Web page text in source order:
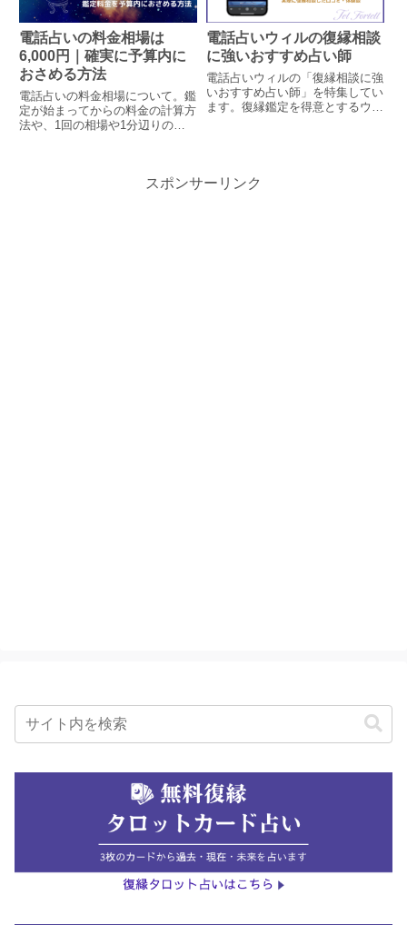
電話占いの料金相場は
6,000円｜確実に予算内に
おさめる方法
電話占いの料金相場について。鑑
定が始まってからの料金の計算方
法や、1回の相場や1分辺りの相
電話占いウィルの復縁相談
に強いおすすめ占い師
電話占いウィルの「復縁相談に強
いおすすめ占い師」を特集してい
ます。復縁鑑定を得意とするウィ
スポンサーリンク